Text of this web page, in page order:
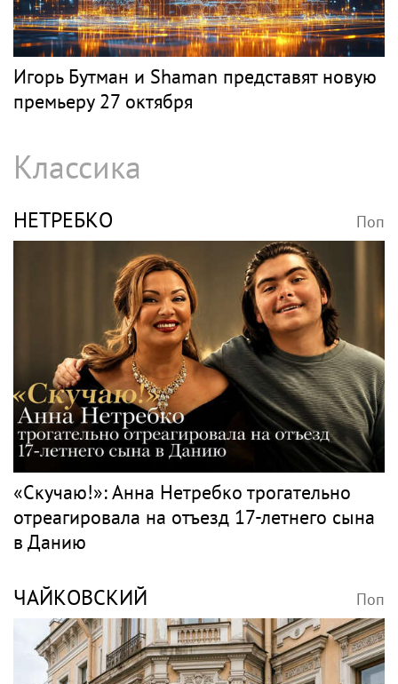
Игорь Бутман и Shaman представят новую
премьеру 27 октября
Классика
НЕТРЕБКО Поп
«Скучаю!»: Анна Нетребко трогательно
отреагировала на отъезд 17-летнего сына
в Данию
ЧАЙКОВСКИЙ Поп